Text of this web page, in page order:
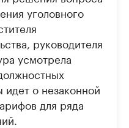
уголовного
руководителя
усмотрела
о незаконной
для ряда